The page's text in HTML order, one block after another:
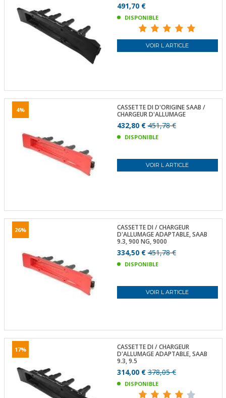
491,70 €
DISPONIBLE
VOIR L ARTICLE
4%
CASSETTE DI D'ORIGINE SAAB /
CHARGEUR D'ALLUMAGE
432,80 €451,78 €
DISPONIBLE
VOIR L ARTICLE
26%
CASSETTE DI / CHARGEUR
D'ALLUMAGE ADAPTABLE, SAAB
9.3, 900 NG, 9000
334,50 €451,78 €
DISPONIBLE
VOIR L ARTICLE
17%
CASSETTE DI / CHARGEUR
D'ALLUMAGE ADAPTABLE, SAAB
9.3, 9.5
314,00 €378,05 €
DISPONIBLE